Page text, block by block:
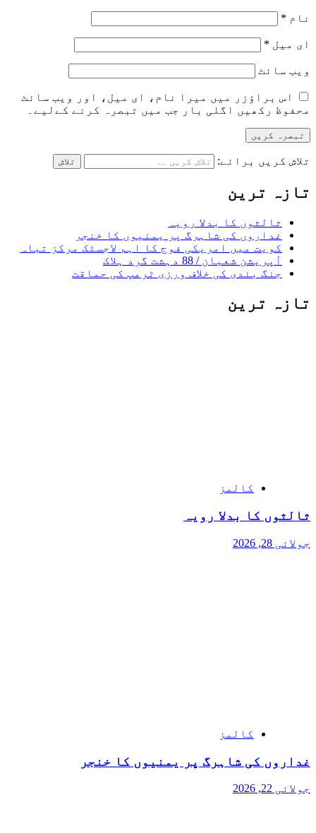
نام *
ای میل *
ویب‌ سائٹ
اس براؤزر میں میرا نام، ای میل، اور ویب سائٹ
محفوظ رکھیں اگلی بار جب میں تبصرہ کرنے کےلیے۔
تلاش کریں برائے:
تازہ ترین
ثالثوں کا بدلا رویہ
غداروں کی شاہرگ پر یمنیوں کا خنجر
کویت میں امریکی فوج کا اہم لاجسٹک مرکز تباہ
آپریشن شعبان / 88 دہشت گرد ہلاک
جنگ بندی کی خلاف ورزی ٹرمپ کی حماقت
تازہ ترین
کالمز
ثالثوں کا بدلا رویہ
جولائی 28, 2026
کالمز
غداروں کی شاہرگ پر یمنیوں کا خنجر
جولائی 22, 2026